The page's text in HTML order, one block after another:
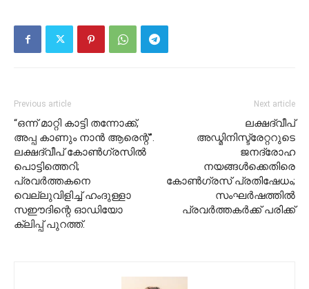
Previous article
“ഒന്ന് മാറ്റി കാട്ടി തന്നോക്ക്,
അപ്പ കാണും നാൻ ആരെന്റ്”.
ലക്ഷദ്വീപ് കോൺഗ്രസിൽ
പൊട്ടിത്തെറി;
പ്രവർത്തകനെ
വെല്ലുവിളിച്ച് ഹംദുള്ളാ
സഈദിന്റെ ഓഡിയോ
ക്ലിപ്പ് പുറത്ത്.
Next article
ലക്ഷദ്വീപ്
അഡ്മിനിസ്ട്രേറ്ററുടെ
ജനദ്രോഹ
നയങ്ങൾക്കെതിരെ
കോൺഗ്രസ് പ്രതിഷേധം;
സംഘർഷത്തിൽ
പ്രവർത്തകർക്ക് പരിക്ക്